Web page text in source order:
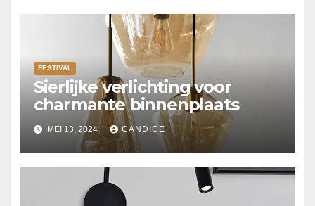
FESTIVAL
Sierlijke verlichting voor
charmante binnenplaats
MEI 13, 2024 CANDICE